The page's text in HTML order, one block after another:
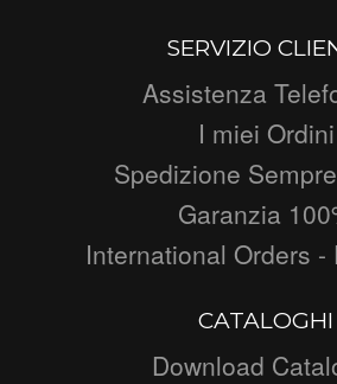
SERVIZIO
Assistenza
I miei Ordini
Spedizione
Garanzia
International Orders -
CATALOGHI
Download